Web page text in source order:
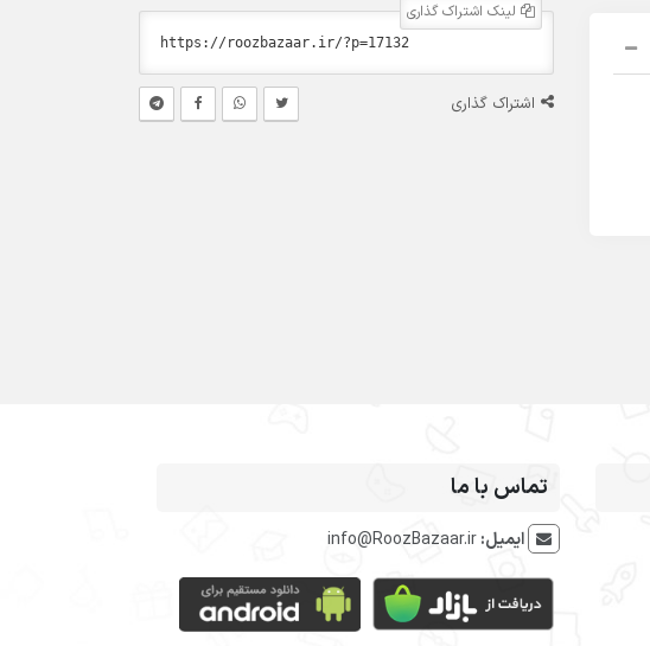
لینک اشتراک گذاری
اشتراک گذاری
تماس با ما
ایمیل:info@RoozBazaar.ir